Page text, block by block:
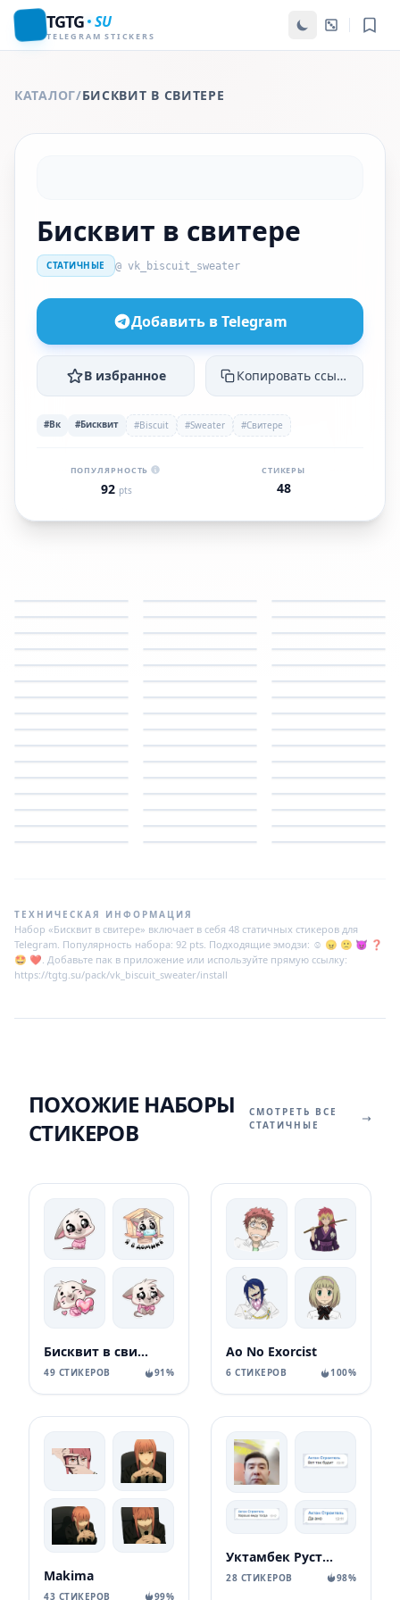
TGTG SU
TELEGRAM STICKERS
КАТАЛОГ/БИСКВИТ В СВИТЕРЕ
Бисквит в свитере
СТАТИЧНЫЕ @ vk_biscuit_sweater
Добавить в Telegram
В избранное Копировать ссылку
#Вк #Бисквит #Biscuit #Sweater #Свитере
ПОПУЛЯРНОСТЬ
92 pts
СТИКЕРЫ
48
ТЕХНИЧЕСКАЯ ИНФОРМАЦИЯ
Набор «Бисквит в свитере» включает в себя 48 статичных стикеров для
Telegram. Популярность набора: 92 pts. Подходящие эмодзи: ☺️ 😠 🙁 😈 ❓
🤩 ❤️. Добавьте пак в приложение или используйте прямую ссылку:
https://tgtg.su/pack/vk_biscuit_sweater/install
ПОХОЖИЕ НАБОРЫ
СТИКЕРОВ
СМОТРЕТЬ ВСЕ
СТАТИЧНЫЕ
Бисквит в свитере
49 СТИКЕРОВ 91%
Ao No Exorcist
6 СТИКЕРОВ 100%
Makima
43 СТИКЕРОВ 99%
Уктамбек Рустамбекович
28 СТИКЕРОВ 98%